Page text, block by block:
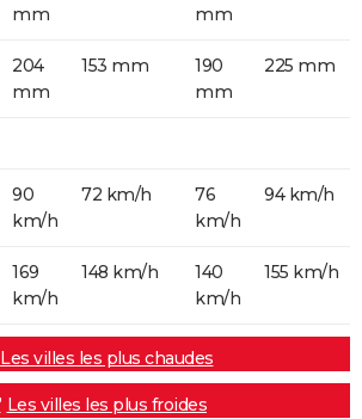
mm
mm
204
mm
153 mm
190
mm
225 mm
90
km/h
72 km/h
76
km/h
94 km/h
169
km/h
148 km/h
140
km/h
155 km/h
Les villes les plus chaudes
Les villes les plus froides